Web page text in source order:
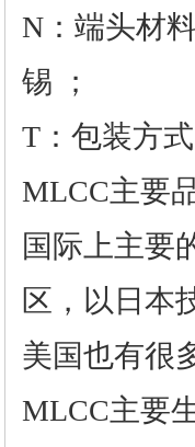
N：端头材
锡 ；
T：包装方
MLCC主要
国际上主要
区，以日本
美国也有很
MLCC主要